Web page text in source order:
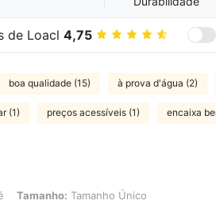
de Loacl 4,75
boa qualidade (15) à prova d'água (2)
(1) preços acessíveis (1) encaixa
Tamanho Único
Tamanho: Tamanho Único